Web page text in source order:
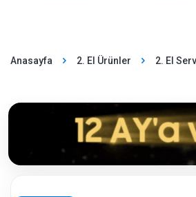
Anasayfa 2. El Ürünler 2. El